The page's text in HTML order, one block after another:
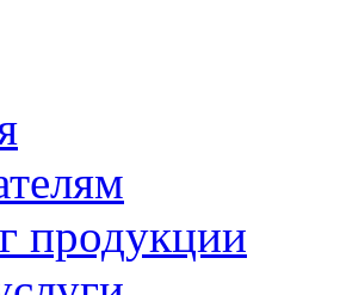
продукции